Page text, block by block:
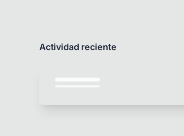
Actividad reciente